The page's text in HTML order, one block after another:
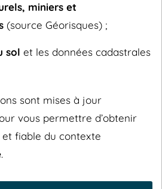
miniers et
(source Géorisques) ;
sol et les données cadastrales
sont mises à jour
vous permettre d’obtenir
fiable du contexte
.